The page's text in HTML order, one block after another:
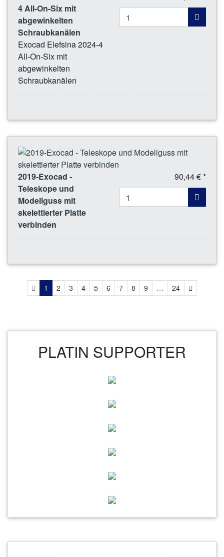
4 All-On-Six mit
abgewinkelten
Schraubkanälen
Exocad Elefsina 2024-4
All-On-Six mit
abgewinkelten
Schraubkanälen
2019-Exocad -
Teleskope und
Modellguss mit
skelettierter Platte
verbinden
90,44 € *
1 2 3 4 5 6 7 8 9 … 24
PLATIN SUPPORTER